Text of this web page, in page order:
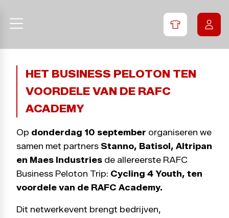
HET BUSINESS PELOTON TEN
VOORDELE VAN DE RAFC
ACADEMY
Op donderdag 10 september organiseren we
samen met partners Stanno, Batisol, Altripan
en Maes Industries de allereerste RAFC
Business Peloton Trip: Cycling 4 Youth, ten
voordele van de RAFC Academy.
Dit netwerkevent brengt bedrijven,